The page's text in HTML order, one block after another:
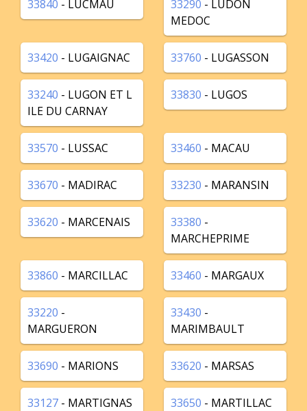
33840 - LUCMAU 33290 - LUDON
MEDOC
33420 - LUGAIGNAC 33760 - LUGASSON
33240 - LUGON ET L
ILE DU CARNAY
33830 - LUGOS
33570 - LUSSAC 33460 - MACAU
33670 - MADIRAC 33230 - MARANSIN
33620 - MARCENAIS 33380 -
MARCHEPRIME
33860 - MARCILLAC 33460 - MARGAUX
33220 -
MARGUERON
33430 -
MARIMBAULT
33690 - MARIONS 33620 - MARSAS
33127 - MARTIGNAS
33650 - MARTILLAC